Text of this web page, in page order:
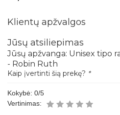
Klientų apžvalgos
Jūsų atsiliepimas
Jūsų apžvanga: Unisex tipo
- Robin Ruth
Kaip įvertinti šią prekę? *
Kokybė: 0/5
Vertinimas: